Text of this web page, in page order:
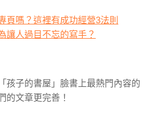
頁嗎？這裡有成功經營3法則
讓人過目不忘的寫手？
孩子的書屋」臉書上最熱門內容的
的文章更完善！